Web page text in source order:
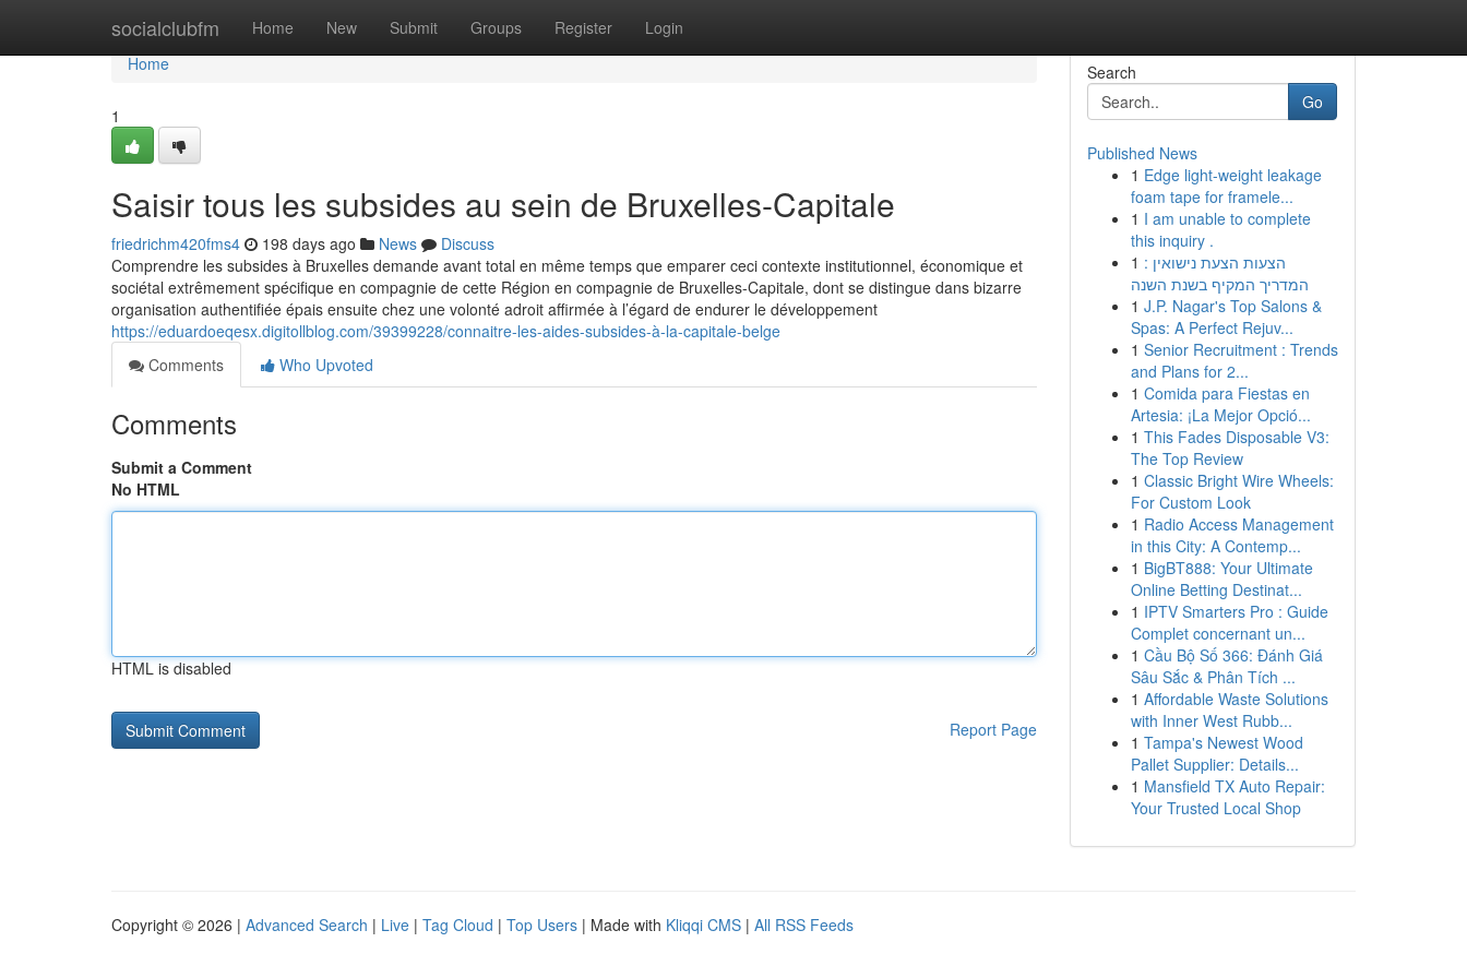
socialclubfm Home New Submit Groups Register Login
Home
Home
1
Saisir tous les subsides au sein de Bruxelles-Capitale
friedrichm420fms4 198 days ago News
Discuss
Comprendre les subsides à Bruxelles demande avant total en même temps que emparer ceci contexte institutionnel, économique et
sociétal extrêmement spécifique en compagnie de cette Région en compagnie de Bruxelles-Capitale, dont se distingue dans bizarre
organisation authentifiée épais ensuite chez une volonté adroit affirmée à l’égard de endurer le développement
https://eduardoeqesx.digitollblog.com/39399228/connaitre-les-aides-subsides-à-la-capitale-belge
Comments
Who Upvoted
Comments
Submit a Comment
No HTML
HTML is disabled
Report Page
Search
Go
Published News
1 Edge light-weight leakage
foam tape for framele...
1 I am unable to complete
this inquiry .
1 הצעות הצעת נישואין :
המדריך המקיף בשנת השנה
1 J.P. Nagar's Top Salons &
Spas: A Perfect Rejuv...
1 Senior Recruitment : Trends
and Plans for 2...
1 Comida para Fiestas en
Artesia: ¡La Mejor Opció...
1 This Fades Disposable V3:
The Top Review
1 Classic Bright Wire Wheels:
For Custom Look
1 Radio Access Management
in this City: A Contemp...
1 BigBT888: Your Ultimate
Online Betting Destinat...
1 IPTV Smarters Pro : Guide
Complet concernant un...
1 Cầu Bộ Số 366: Đánh Giá
Sâu Sắc & Phân Tích ...
1 Affordable Waste Solutions
with Inner West Rubb...
1 Tampa's Newest Wood
Pallet Supplier: Details...
1 Mansfield TX Auto Repair:
Your Trusted Local Shop
Copyright © 2026 | Advanced Search | Live | Tag Cloud | Top Users | Made with Kliqqi CMS | All RSS Feeds